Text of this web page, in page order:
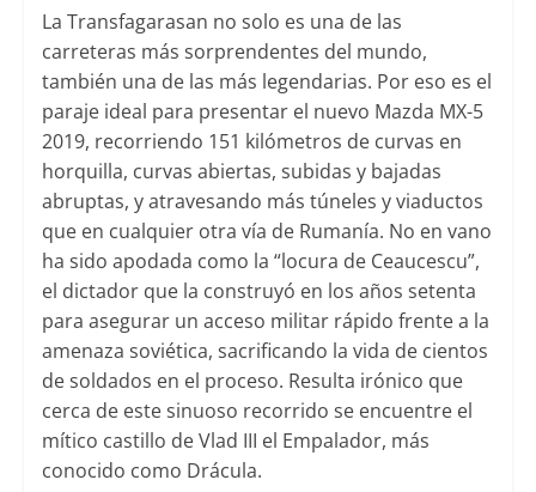
La Transfagarasan no solo es una de las
carreteras más sorprendentes del mundo,
también una de las más legendarias. Por eso es el
paraje ideal para presentar el nuevo Mazda MX-5
2019, recorriendo 151 kilómetros de curvas en
horquilla, curvas abiertas, subidas y bajadas
abruptas, y atravesando más túneles y viaductos
que en cualquier otra vía de Rumanía. No en vano
ha sido apodada como la “locura de Ceaucescu”,
el dictador que la construyó en los años setenta
para asegurar un acceso militar rápido frente a la
amenaza soviética, sacrificando la vida de cientos
de soldados en el proceso. Resulta irónico que
cerca de este sinuoso recorrido se encuentre el
mítico castillo de Vlad III el Empalador, más
conocido como Drácula.